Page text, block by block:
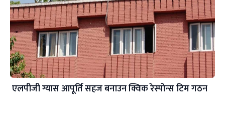
एलपीजी ग्यास आपूर्ति सहज बनाउन क्विक रेस्पोन्स टिम गठन